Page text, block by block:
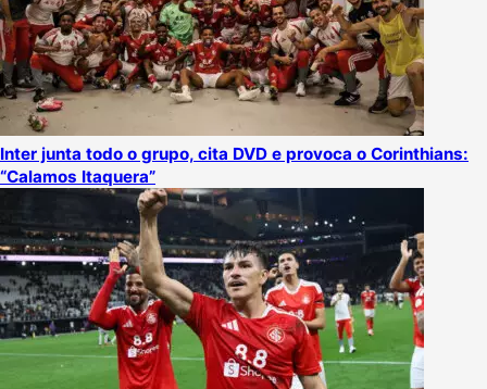
Inter junta todo o grupo, cita DVD e provoca o Corinthians:
“Calamos Itaquera”